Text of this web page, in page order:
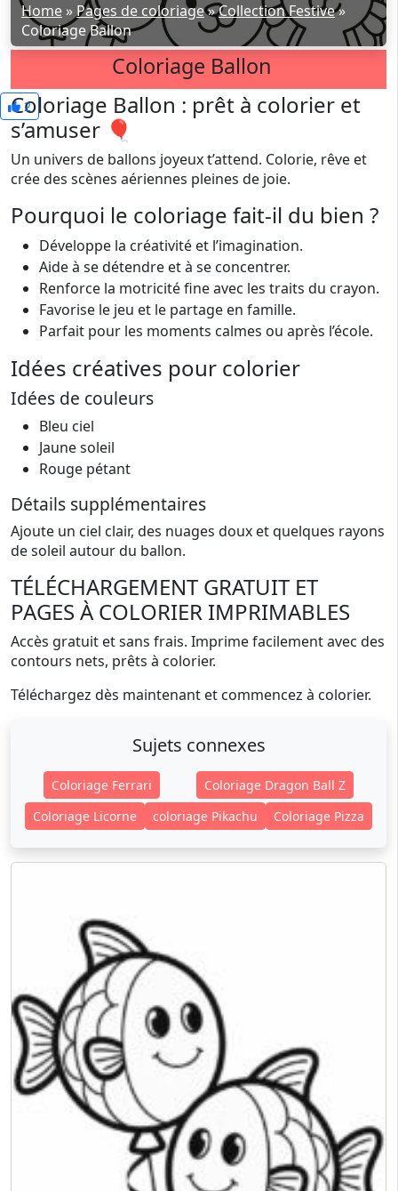
Home »Pages de coloriage»Collection Festive»
Coloriage Ballon
Coloriage Ballon
2
Coloriage Ballon : prêt à colorier et
s’amuser 🎈
Un univers de ballons joyeux t’attend. Colorie, rêve et
crée des scènes aériennes pleines de joie.
Pourquoi le coloriage fait-il du bien ?
Développe la créativité et l’imagination.
Aide à se détendre et à se concentrer.
Renforce la motricité fine avec les traits du crayon.
Favorise le jeu et le partage en famille.
Parfait pour les moments calmes ou après l’école.
Idées créatives pour colorier
Idées de couleurs
Bleu ciel
Jaune soleil
Rouge pétant
Détails supplémentaires
Ajoute un ciel clair, des nuages doux et quelques rayons
de soleil autour du ballon.
TÉLÉCHARGEMENT GRATUIT ET
PAGES À COLORIER IMPRIMABLES
Accès gratuit et sans frais. Imprime facilement avec des
contours nets, prêts à colorier.
Téléchargez dès maintenant et commencez à colorier.
Sujets connexes
Coloriage Ferrari
Coloriage Dragon Ball Z
Coloriage Licorne
coloriage Pikachu Coloriage Pizza